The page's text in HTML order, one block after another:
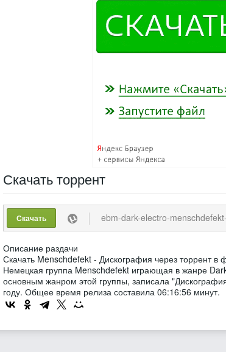
Скачатьторрент
Скачать ebm-dark-electro-menschdefekt-
Описание раздачи
Скачать Menschdefekt - Дискография через торрент
Немецкая группа Menschdefekt играющая в жанре
основным жанром этой группы, записала
году. Общее время релиза составила 06:16:56 минут.